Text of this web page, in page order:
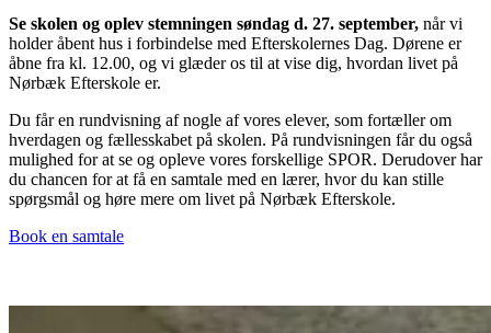
Se skolen og oplev stemningen søndag d. 27. september, når vi
holder åbent hus i forbindelse med Efterskolernes Dag. Dørene er
åbne fra kl. 12.00, og vi glæder os til at vise dig, hvordan livet på
Nørbæk Efterskole er.
Du får en rundvisning af nogle af vores elever, som fortæller om
hverdagen og fællesskabet på skolen. På rundvisningen får du også
mulighed for at se og opleve vores forskellige SPOR. Derudover har
du chancen for at få en samtale med en lærer, hvor du kan stille
spørgsmål og høre mere om livet på Nørbæk Efterskole.
Book en samtale